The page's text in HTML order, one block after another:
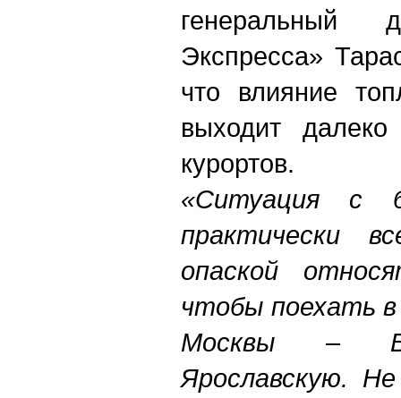
генеральный
Экспресса»
что влияние
выходит
курортов.
«Ситуация с
практически
опаской
чтобы поехать в
Москвы –
Ярославскую.